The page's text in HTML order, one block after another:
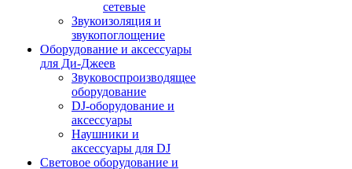
сетевые
Звукоизоляция и
звукопоглощение
Оборудование и аксессуары
для Ди-Джеев
Звуковоспроизводящее
оборудование
DJ-оборудование и
аксессуары
Наушники и
аксессуары для DJ
Световое оборудование и